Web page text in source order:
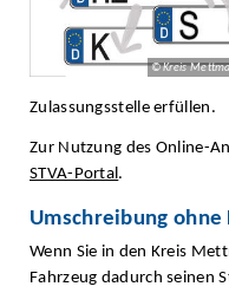
© Kreis
Zulassungsstelle erfüllen.
Zur Nutzung des Online-
STVA-Portal .
Umschreibung
Wenn Sie in den Kreis
Fahrzeug dadurch seinen